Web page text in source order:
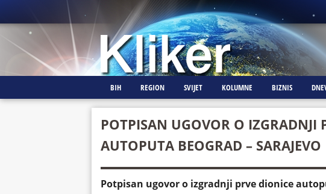
BIH REGION SVIJET KOLUMNE BIZNIS
POTPISAN UGOVOR O IZGRADNJI
AUTOPUTA BEOGRAD – SARAJEVO
Potpisan ugovor o izgradnji prve dionice